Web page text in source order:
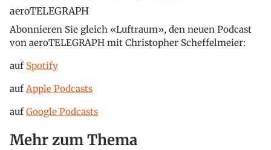
aeroTELEGRAPH
Abonnieren Sie gleich «Luftraum», den neuen Podcast
von aeroTELEGRAPH mit Christopher Scheffelmeier:
auf Spotify
auf Apple Podcasts
aufGoogle Podcasts
Mehr zum Thema